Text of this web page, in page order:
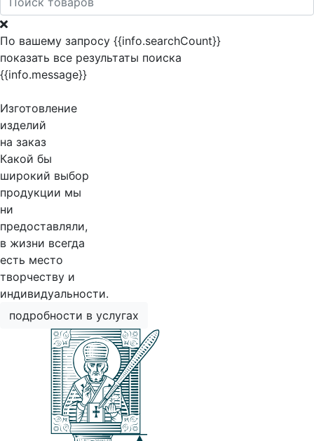
По вашему запросу {{info.searchCount}}
показать все результаты поиска
{{info.message}}
Изготовление
изделий
на заказ
Какой бы
широкий выбор
продукции мы
ни
предоставляли,
в жизни всегда
есть место
творчеству и
индивидуальности.
подробности в услугах